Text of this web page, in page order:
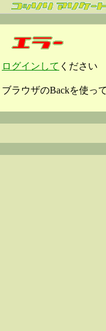
ログインして ください
ブラウザのBackを使っ